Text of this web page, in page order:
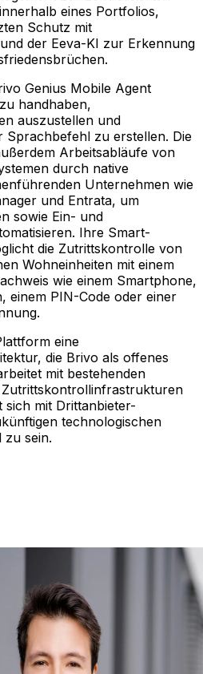
eines Portfolios,
Schutz mit
der Eeva-KI zur Erkennung
Genius Mobile Agent
handhaben,
auszustellen und
Sprachbefehl zu erstellen. Die
Arbeitsabläufe von
durch native
Unternehmen wie
und Entrata, um
sowie Ein- und
Ihre Smart-
die Zutrittskontrolle von
Wohneinheiten mit einem
wie einem Smartphone,
einem PIN-Code oder einer
eine
die Brivo als offenes
mit bestehenden
sich mit Drittanbieter-
technologischen
zu sein.